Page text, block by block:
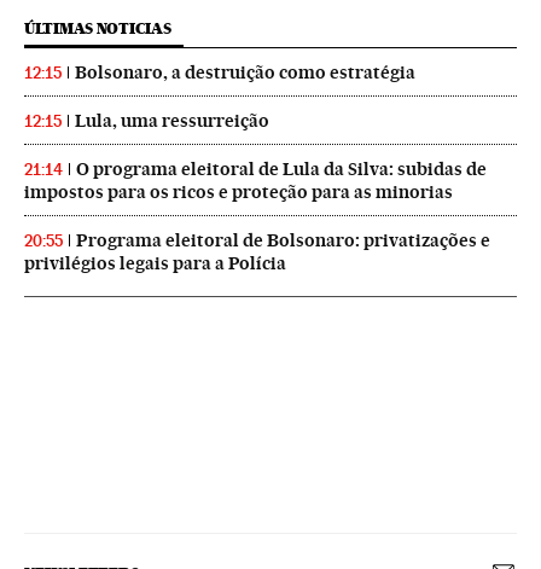
ÚLTIMAS NOTICIAS
12:15 Bolsonaro, a destruição como estratégia
12:15 Lula, uma ressurreição
21:14
O programa eleitoral de Lula da Silva: subidas de
impostos para os ricos e proteção para as minorias
20:55
Programa eleitoral de Bolsonaro: privatizações e
privilégios legais para a Polícia